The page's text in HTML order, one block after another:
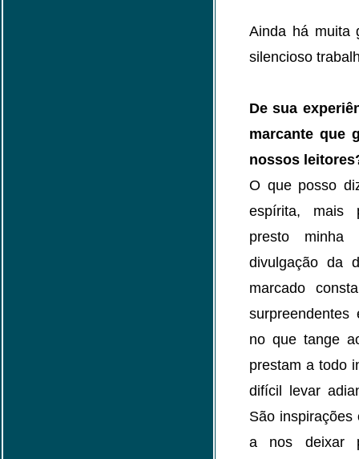
Ainda há muita
silencioso
De sua
marcante que
nossos
O que posso
espírita, mais
presto
divulgação da
marcado
surpreendentes
no que tange
prestam a todo
difícil levar
São inspirações
a nos deixar